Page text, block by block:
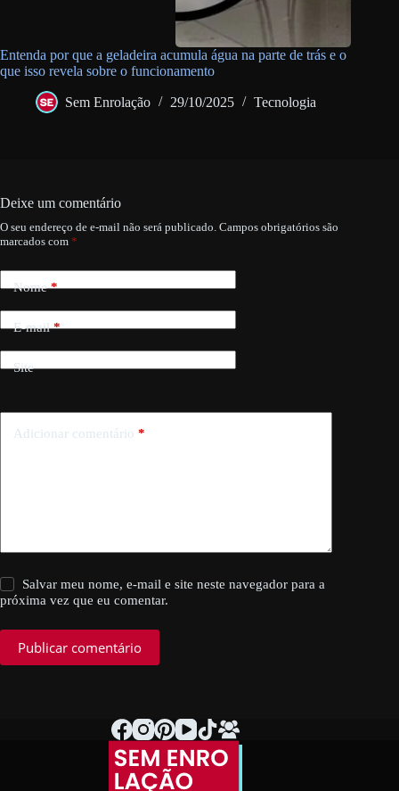
Entenda por que a geladeira acumula água na parte de trás e o
que isso revela sobre o funcionamento
Sem Enrolação 29/10/2025 Tecnologia
Deixe um comentário
O seu endereço de e-mail não será publicado. Campos obrigatórios são
marcados com *
Nome*
E-mail*
Site
Adicionar comentário *
Salvar meu nome, e-mail e site neste navegador para a
próxima vez que eu comentar.
Publicar comentário